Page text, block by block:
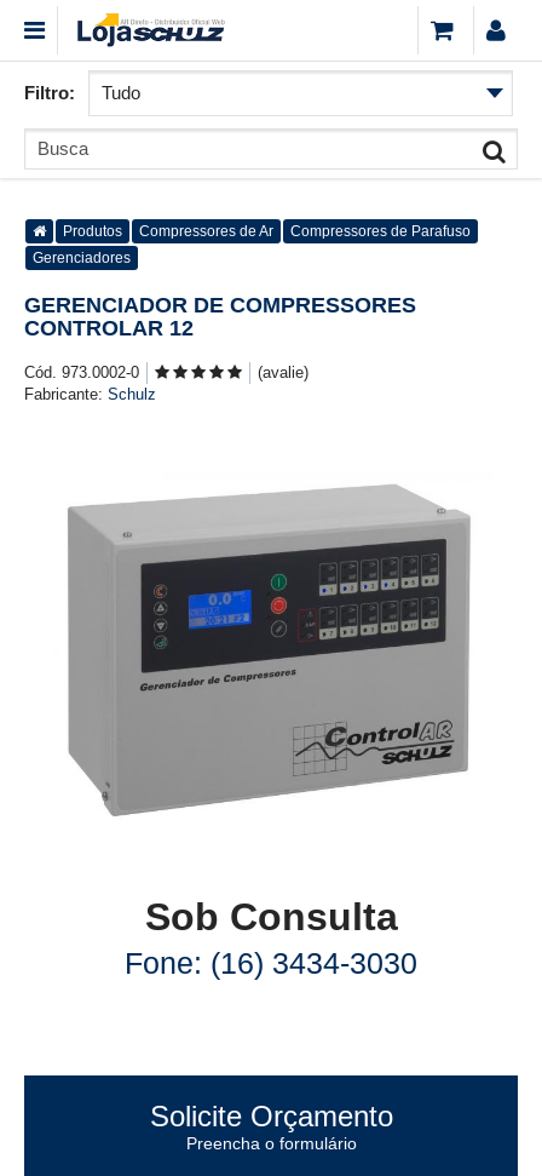
Filtro:
Produtos Compressores de Ar
Compressores de Parafuso
Gerenciadores
GERENCIADOR DE COMPRESSORES
CONTROLAR 12
Cód. 973.0002-0
(avalie)
Fabricante: Schulz
Sob Consulta
Fone: (16) 3434-3030
Solicite Orçamento
Preencha o formulário